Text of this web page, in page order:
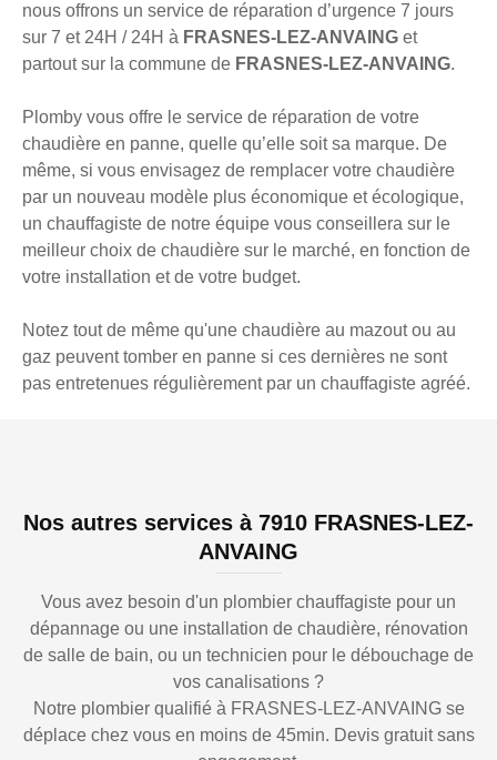
nous offrons un service de réparation d’urgence 7 jours
sur 7 et 24H / 24H à FRASNES-LEZ-ANVAING et
partout sur la commune de FRASNES-LEZ-ANVAING.
Plomby vous offre le service de réparation de votre
chaudière en panne, quelle qu’elle soit sa marque. De
même, si vous envisagez de remplacer votre chaudière
par un nouveau modèle plus économique et écologique,
un chauffagiste de notre équipe vous conseillera sur le
meilleur choix de chaudière sur le marché, en fonction de
votre installation et de votre budget.
Notez tout de même qu'une chaudière au mazout ou au
gaz peuvent tomber en panne si ces dernières ne sont
pas entretenues régulièrement par un chauffagiste agréé.
Nos autres services à 7910 FRASNES-LEZ-
ANVAING
Vous avez besoin d'un plombier chauffagiste pour un
dépannage ou une installation de chaudière, rénovation
de salle de bain, ou un technicien pour le débouchage de
vos canalisations ?
Notre plombier qualifié à FRASNES-LEZ-ANVAING se
déplace chez vous en moins de 45min. Devis gratuit sans